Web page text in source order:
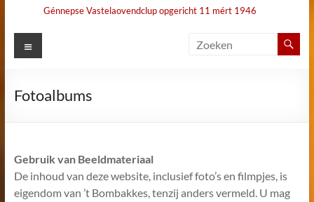
Génnepse Vastelaovendclup opgericht 11 mért 1946
Menu
Fotoalbums
Gebruik van Beeldmateriaal
De inhoud van deze website, inclusief foto’s en filmpjes, is
eigendom van ’t Bombakkes, tenzij anders vermeld. U mag